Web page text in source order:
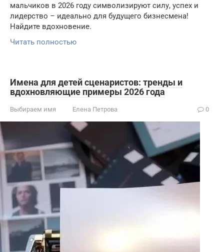
мальчиков в 2026 году символизируют силу, успех и
лидерство – идеально для будущего бизнесмена!
Найдите вдохновение.
Читать полностью
Имена для детей сценаристов: тренды и
вдохновляющие примеры 2026 года
Выбираем имя Елена Петрова 0